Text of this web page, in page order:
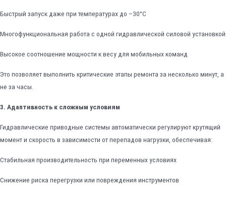
Быстрый запуск даже при температурах до –30°C
Многофункциональная работа с одной гидравлической силовой установкой
Высокое соотношение мощности к весу для мобильных команд
Это позволяет выполнить критические этапы ремонта за несколько минут, а
не за часы.
3. Адаптивность к сложным условиям
Гидравлические приводные системы автоматически регулируют крутящий
момент и скорость в зависимости от перепадов нагрузки, обеспечивая:
Стабильная производительность при переменных условиях
Снижение риска перегрузки или повреждения инструментов